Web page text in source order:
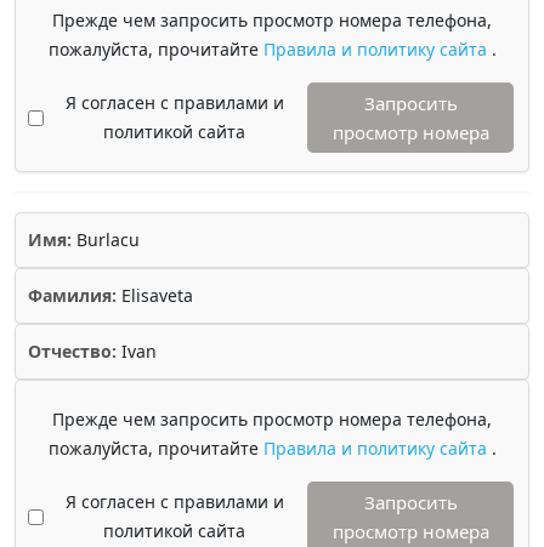
Прежде чем запросить просмотр номера телефона,
пожалуйста, прочитайте Правила и политику сайта .
Я согласен с правилами и
политикой сайта
Запросить
просмотр номера
Имя: Burlacu
Фамилия: Elisaveta
Отчество: Ivan
Прежде чем запросить просмотр номера телефона,
пожалуйста, прочитайте Правила и политику сайта .
Я согласен с правилами и
политикой сайта
Запросить
просмотр номера